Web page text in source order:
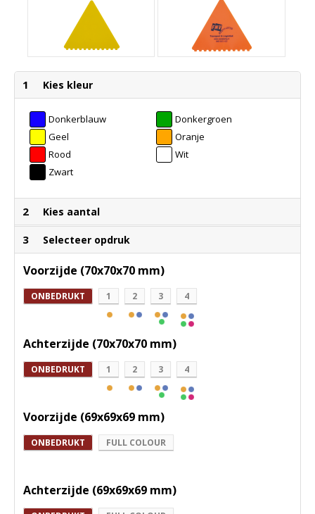
1 Kies kleur
Donkerblauw
Donkergroen
Geel
Oranje
Rood
Wit
Zwart
2 Kies aantal
3 Selecteer opdruk
Voorzijde (70x70x70 mm)
ONBEDRUKT 1 2 3 4
Achterzijde (70x70x70 mm)
ONBEDRUKT 1 2 3 4
Voorzijde (69x69x69 mm)
ONBEDRUKT FULL COLOUR
Achterzijde (69x69x69 mm)